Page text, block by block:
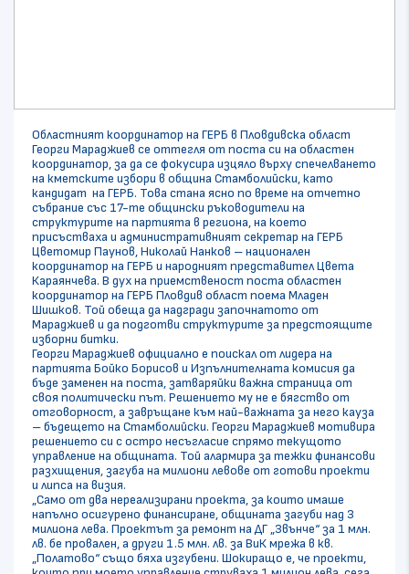
Областният координатор на ГЕРБ в Пловдивска област
Георги Мараджиев се оттегля от поста си на областен
координатор, за да се фокусира изцяло върху спечелването
на кметските избори в община Стамболийски, като
кандидат на ГЕРБ. Това стана ясно по време на отчетно
събрание със 17-те общински ръководители на
структурите на партията в региона, на което
присъстваха и административният секретар на ГЕРБ
Цветомир Паунов, Николай Нанков – национален
координатор на ГЕРБ и народният представител Цвета
Караянчева. В дух на приемственост поста областен
координатор на ГЕРБ Пловдив област поема Младен
Шишков. Той обеща да надгради започнатото от
Мараджиев и да подготви структурите за предстоящите
изборни битки.
Георги Мараджиев официално е поискал от лидера на
партията Бойко Борисов и Изпълнителната комисия да
бъде заменен на поста, затваряйки важна страница от
своя политически път. Решението му не е бягство от
отговорност, а завръщане към най-важната за него кауза
– бъдещето на Стамболийски. Георги Мараджиев мотивира
решението си с остро несъгласие спрямо текущото
управление на общината. Той алармира за тежки финансови
разхищения, загуба на милиони левове от готови проекти
и липса на визия.
„Само от два нереализирани проекта, за които имаше
напълно осигурено финансиране, общината загуби над 3
милиона лева. Проектът за ремонт на ДГ „Звънче“ за 1 млн.
лв. бе провален, а други 1.5 млн. лв. за ВиК мрежа в кв.
„Полатово“ също бяха изгубени. Шокиращо е, че проекти,